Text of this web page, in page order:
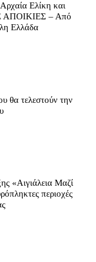
Ελίκη και
ΑΠΟΙΚΙΕΣ – Από
Ελλάδα
θα τελεστούν την
«Αιγιάλεια Μαζί
περιοχές